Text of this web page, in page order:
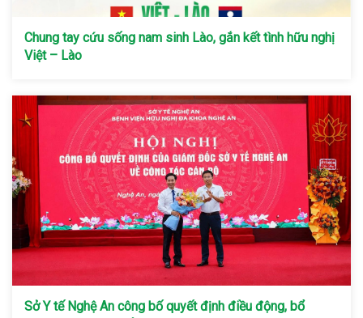
Chung tay cứu sống nam sinh Lào, gắn kết tình hữu nghị
Việt – Lào
Sở Y tế Nghệ An công bố quyết định điều động, bổ